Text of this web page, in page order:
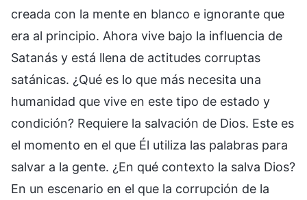
creada con la mente en blanco e ignorante que
era al principio. Ahora vive bajo la influencia de
Satanás y está llena de actitudes corruptas
satánicas. ¿Qué es lo que más necesita una
humanidad que vive en este tipo de estado y
condición? Requiere la salvación de Dios. Este es
el momento en el que Él utiliza las palabras para
salvar a la gente. ¿En qué contexto la salva Dios?
En un escenario en el que la corrupción de la